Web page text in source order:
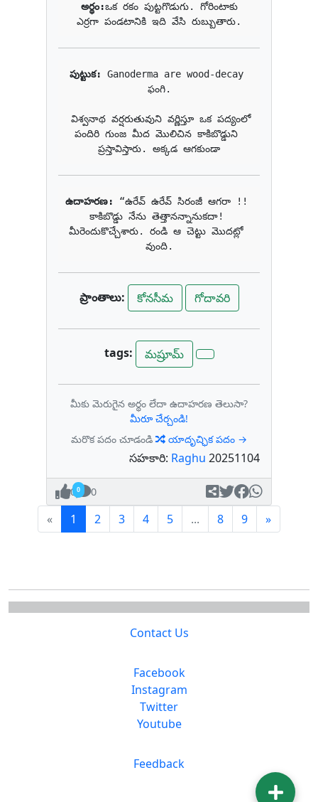
అర్థం:ఒక రకం పుట్టగొడుగు. గోరింటాకు
ఎర్రగా పండటానికి ఇది వేసి రుబ్బుతారు.
పుట్టుక: Ganoderma are wood-decay
ఫంగి.
పందిరి గుంజ మీద మొలిచిన కాకిబొడ్డుని
ప్రస్తావిస్తారు. అక్కడ ఆగకుండా
ఉదాహరణ: “ఉరేవ్ ఉరేవ్ సిరంజీ ఆగరా !!
కాకిబొడ్డు నేను తెత్తానన్నానుకదా!
మీరెందుకొచ్చేశారు. రండి ఆ చెట్టు మొదట్లో
వుంది.
ప్రాంతాలు: కోనసీమ గోదావరి
tags: మష్రూమ్
మీకు మెరుగైన అర్థం లేదా ఉదాహరణ తెలుసా?
మీరూ చేర్చండి!
మరొక పదం చూడండి
యాదృచ్ఛిక పదం →
సహకారి: Raghu 20251104
0 0
« 1 (current)
2 3 4 5 ... 8 9 »Next
Contact Us
Facebook
Instagram
Twitter
Youtube
Feedback